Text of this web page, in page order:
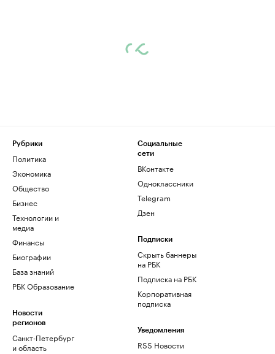
Рубрики
Политика
Экономика
Общество
Бизнес
Технологии и
медиа
Финансы
Биографии
База знаний
РБК Образование
Новости
регионов
Санкт-Петербург
и область
Социальные
сети
ВКонтакте
Одноклассники
Telegram
Дзен
Подписки
Скрыть баннеры
на РБК
Подписка на РБК
Корпоративная
подписка
Уведомления
RSS Новости